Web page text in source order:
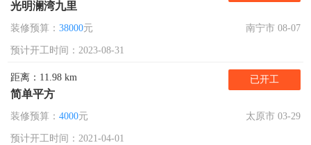
光明澜湾九里
装修预算： 38000元 南宁市 08-07
预计开工时间：2023-08-31
距离：11.98 km
简单平方
已开工
装修预算： 4000元 太原市 03-29
预计开工时间：2021-04-01